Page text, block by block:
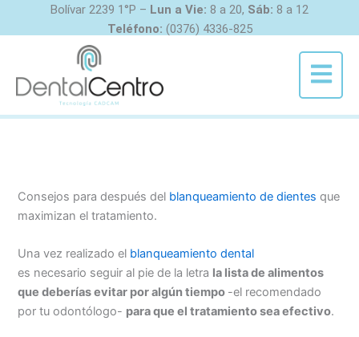
Bolívar 2239 1°P – Lun a Vie: 8 a 20, Sáb: 8 a 12
Teléfono: (0376) 4336-825
Menú
Consejos para después del blanqueamiento de dientes que
maximizan el tratamiento.
Una vez realizado el blanqueamiento dental
es necesario seguir al pie de la letra la lista de alimentos
que deberías evitar por algún tiempo -el recomendado
por tu odontólogo- para que el tratamiento sea efectivo.